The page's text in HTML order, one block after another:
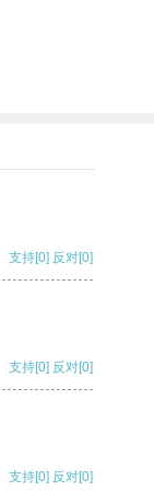
支持[0] 反对[0]
支持[0] 反对[0]
支持[0] 反对[0]